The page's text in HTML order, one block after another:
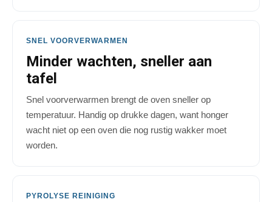
SNEL VOORVERWARMEN
Minder wachten, sneller aan
tafel
Snel voorverwarmen brengt de oven sneller op
temperatuur. Handig op drukke dagen, want honger
wacht niet op een oven die nog rustig wakker moet
worden.
PYROLYSE REINIGING